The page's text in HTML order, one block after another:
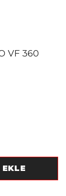
VF 360